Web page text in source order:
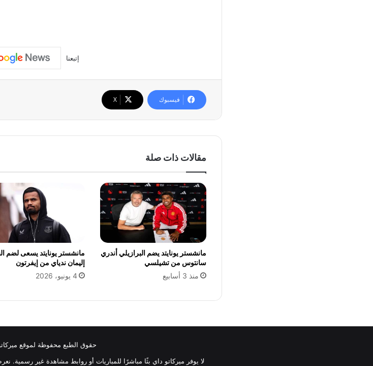
إتبعنا
فيسبوك ‫X
مقالات ذات صلة
مانشستر يونايتد يضم البرازيلي أندري
سانتوس من تشيلسي
منذ 3 أسابيع
مانشستر يونايتد يسعى لضم
إليمان ندياي من إيفرتون
4 يونيو، 2026
حقوق الطبع محفوظة لموقع ميركاتو
لا يوفر ميركاتو داي بثًا مباشرًا للمباريات أو روابط مشاهدة غير رسمية.